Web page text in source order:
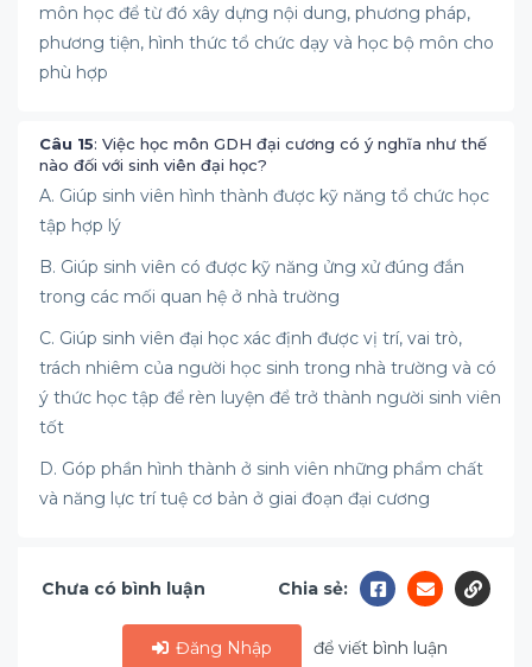
môn học để từ đó xây dựng nội dung, phương pháp,
phương tiện, hình thức tổ chức dạy và học bộ môn cho
phù hợp
Câu 15: Việc học môn GDH đại cương có ý nghĩa như thế
nào đối với sinh viên đại học?
A. Giúp sinh viên hình thành được kỹ năng tổ chức học
tập hợp lý
B. Giúp sinh viên có được kỹ năng ửng xử đúng đắn
trong các mối quan hệ ở nhà trường
C. Giúp sinh viên đại học xác định được vị trí, vai trò,
trách nhiêm của người học sinh trong nhà trường và có
ý thức học tập để rèn luyện để trở thành người sinh viên
tốt
D. Góp phần hình thành ở sinh viên những phẩm chất
và năng lực trí tuệ cơ bản ở giai đoạn đại cương
Chưa có bình luận Chia sẻ:
Đăng Nhập để viết bình luận